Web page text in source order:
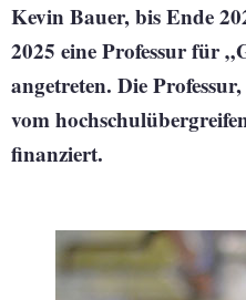
Kevin Bauer, bis Ende
2025 eine Professur für
angetreten. Die
vom
finanziert.